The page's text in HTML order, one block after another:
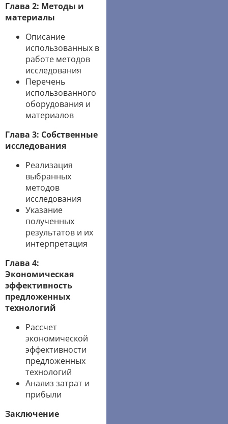
Глава 2: Методы и
материалы
Описание
использованных в
работе методов
исследования
Перечень
использованного
оборудования и
материалов
Глава 3: Собственные
исследования
Реализация
выбранных
методов
исследования
Указание
полученных
результатов и их
интерпретация
Глава 4:
Экономическая
эффективность
предложенных
технологий
Рассчет
экономической
эффективности
предложенных
технологий
Анализ затрат и
прибыли
Заключение